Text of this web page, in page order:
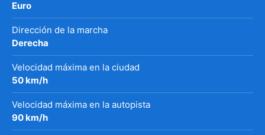
Euro
Dirección de la marcha
Derecha
Velocidad máxima en la ciudad
50 km/h
Velocidad máxima en la autopista
90 km/h